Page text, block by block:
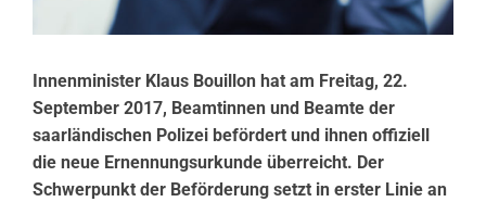
Innenminister Klaus Bouillon hat am Freitag, 22.
September 2017, Beamtinnen und Beamte der
saarländischen Polizei befördert und ihnen offiziell
die neue Ernennungsurkunde überreicht. Der
Schwerpunkt der Beförderung setzt in erster Linie an